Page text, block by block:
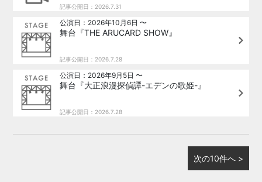
記事公開日：2026.7.31
公演日：2026年10月6日 〜
舞台『THE ARUCARD SHOW』
記事公開日：2026.7.28
公演日：2026年9月5日 〜
舞台『大正浪漫探偵譚-エデンの歌姫-』
記事公開日：2026.7.28
次の10件へ >